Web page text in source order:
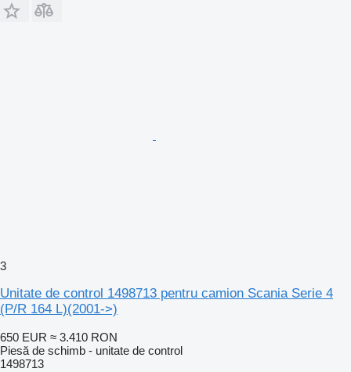
3
Unitate de control 1498713 pentru camion Scania Serie 4
(P/R 164 L)(2001->)
650 EUR ≈ 3.410 RON
Piesă de schimb - unitate de control
1498713